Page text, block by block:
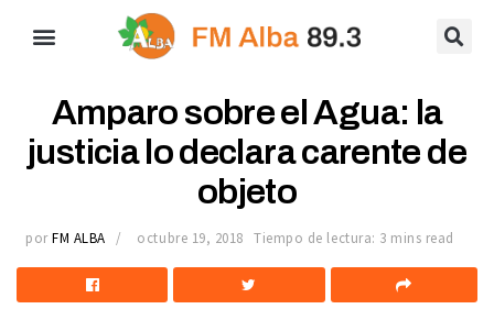
Amparo sobre el Agua: la
justicia lo declara carente de
objeto
por FM ALBA octubre 19, 2018 Tiempo de lectura: 3 mins read